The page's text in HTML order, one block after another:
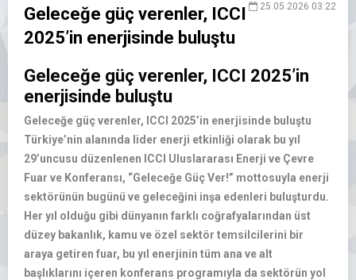
25.05.2026 03:22
Geleceğe güç verenler, ICCI
2025’in enerjisinde buluştu
Geleceğe güç verenler, ICCI 2025’in
enerjisinde buluştu
Geleceğe güç verenler, ICCI 2025’in enerjisinde buluştu
Türkiye’nin alanında lider enerji etkinliği olarak bu yıl
29’uncusu düzenlenen ICCI Uluslararası Enerji ve Çevre
Fuar ve Konferansı, “Geleceğe Güç Ver!” mottosuyla enerji
sektörünün bugünü ve geleceğini inşa edenleri buluşturdu.
Her yıl olduğu gibi dünyanın farklı coğrafyalarından üst
düzey bakanlık, kamu ve özel sektör temsilcilerini bir
araya getiren fuar, bu yıl enerjinin tüm ana ve alt
başlıklarını içeren konferans programıyla da sektörün yol